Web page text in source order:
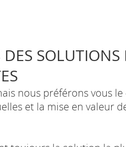
SOLUTIONS
nous préférons vous le
et la mise en valeur